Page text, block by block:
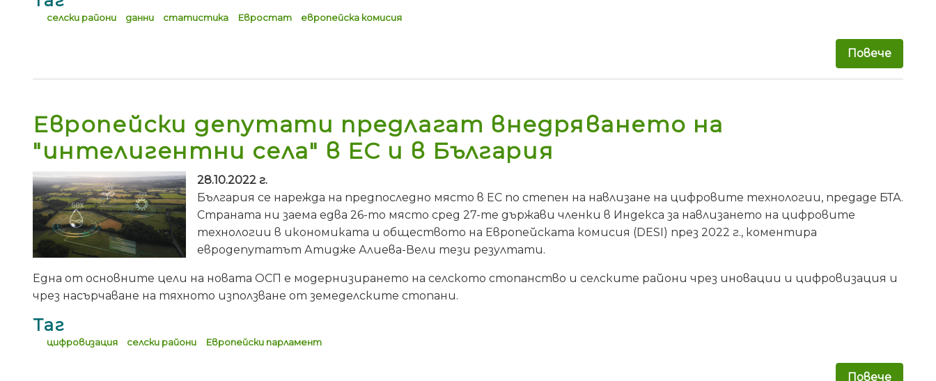
селски райони данни статистика Евростат европейска комисия
Повече
Европейски депутати предлагат внедряването на
"интелигентни села" в ЕС и в България
28.10.2022 г.
България се нарежда на предпоследно място в ЕС по степен на навлизане на цифровите технологии, предаде БТА.
Страната ни заема едва 26-то място сред 27-те държави членки в Индекса за навлизането на цифровите
технологии в икономиката и обществото на Европейската комисия (DESI) през 2022 г., коментира
евродепутатът Атидже Алиева-Вели тези резултати.
Една от основните цели на новата ОСП е модернизирането на селското стопанство и селските райони чрез иновации и цифровизация и
чрез насърчаване на тяхното използване от земеделските стопани.
Таг
цифровизация селски райони Европейски парламент
Повече